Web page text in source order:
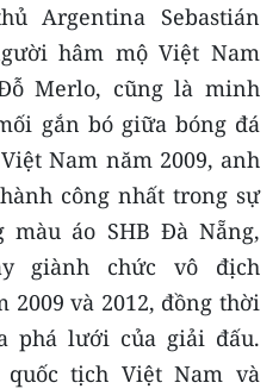
Argentina Sebastián
hâm mộ Việt Nam
Merlo, cũng là minh
gắn bó giữa bóng đá
Nam năm 2009, anh
công nhất trong sự
áo SHB Đà Nẵng,
giành chức vô địch
2009 và 2012, đồng thời
phá lưới của giải đấu.
tịch Việt Nam và